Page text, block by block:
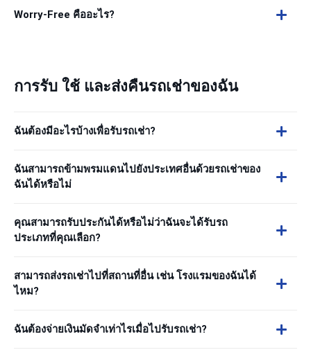
Worry-Free คืออะไร?
การรับ ใช้ และส่งคืนรถเช่าของฉัน
ฉันต้องมีอะไรบ้างเพื่อรับรถเช่า?
ฉันสามารถข้ามพรมแดนไปยังประเทศอื่นด้วยรถเช่าของ
ฉันได้หรือไม่
คุณสามารถรับประกันได้หรือไม่ว่าฉันจะได้รับรถ
ประเภทที่คุณเลือก?
สามารถส่งรถเช่าไปที่สถานที่อื่น เช่น โรงแรมของฉันได้
ไหม?
ฉันต้องจ่ายเงินมัดจำเท่าไรเมื่อไปรับรถเช่า?